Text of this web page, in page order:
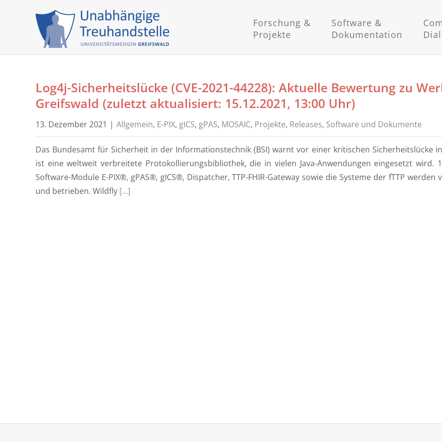
Forschung &
Projekte
Software &
Dokumentation
Log4j-Sicherheitslücke (CVE-2021-44228): Aktuelle Bewertung zu
Greifswald (zuletzt aktualisiert: 15.12.2021, 13:00 Uhr)
13. Dezember 2021 | Allgemein, E-PIX, gICS, gPAS, MOSAIC, Projekte, Releases, Software und Dokumente
Das Bundesamt für Sicherheit in der Informationstechnik (BSI) warnt vor einer kritischen Sicherheitslücke in
ist eine weltweit verbreitete Protokollierungsbibliothek, die in vielen Java-Anwendungen eingesetzt wird.
Software-Module E-PIX®, gPAS®, gICS®, Dispatcher, TTP-FHIR-Gateway sowie die Systeme der fTTP
und betrieben. Wildfly [...]